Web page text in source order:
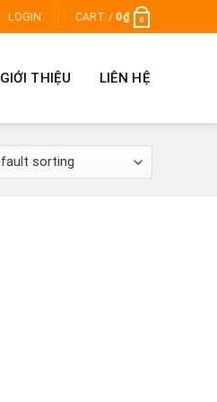
LOGIN CART /0₫ 0
GIỚI THIỆU LIÊN HỆ